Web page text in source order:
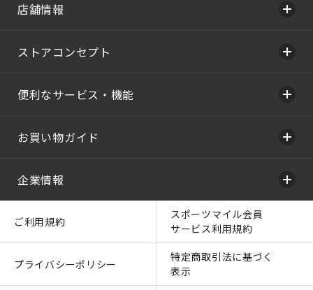
店舗情報
ストアコンセプト
便利なサービス・機能
お買い物ガイド
企業情報
ご利用規約
スポーツマイル会員
サービス利用規約
プライバシーポリシー
特定商取引法に基づく
表示